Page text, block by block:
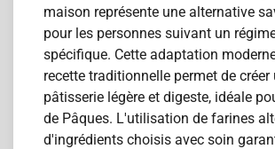
maison représente une alternative
pour les personnes suivant un
spécifique. Cette adaptation
recette traditionnelle permet de créer
pâtisserie légère et digeste, idéale
de Pâques. L'utilisation de farines
d'ingrédients choisis avec soin